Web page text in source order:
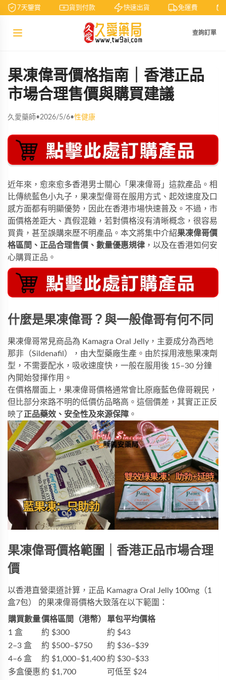
7天鑒賞 貨到付款 快速出貨 免運費
查詢訂單
果凍偉哥價格指南｜香港正品
市場合理售價與購買建議
久愛藥師•2026/5/6•性健康
近年來，愈來愈多香港男士關心「果凍偉哥」這款產品。相
比傳統藍色小丸子，果凍型偉哥在服用方式、起效速度及口
感方面都有明顯優勢，因此在香港市場快速普及。不過，市
面價格差距大、真假混雜，若對價格沒有清晰概念，很容易
買貴，甚至誤購來歷不明產品。本文將集中介紹果凍偉哥價
格區間、正品合理售價、數量優惠規律 ，以及在香港如何安
心購買正品。
什麼是果凍偉哥？與一般偉哥有何不同
果凍偉哥常見商品為 Kamagra Oral Jelly ，主要成分為西地
那非（Sildenafil），由大型藥廠生產。由於採用液態果凍劑
型，不需要配水，吸收速度快，一般在服用後 15–30 分鐘
內開始發揮作用。
在價格層面上，果凍偉哥價格通常會比原廠藍色偉哥親民，
但比部分來路不明的低價仿品略高。這個價差，其實正正反
映了正品藥效、安全性及來源保障 。
果凍偉哥價格範圍｜香港正品市場合理
價
以香港直營渠道計算，正品 Kamagra Oral Jelly 100mg（1
盒7包）
的果凍偉哥價格大致落在以下範圍：
購買數量價格區間（港幣）
單包平均價格
1 盒
約 $300
約 $43
2–3 盒
約 $500–$750
約 $36–$39
4–6 盒
約 $1,000–$1,400約 $30–$33
多盒優惠約 $1,700 可低至 $24